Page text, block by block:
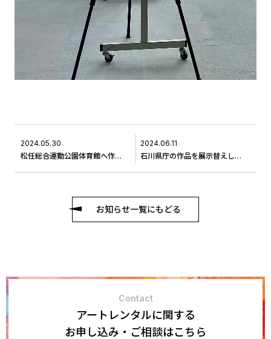
2024.05.30
松任総合運動公園体育館へ作品の交換に伺いました ＃3
2024.06.11
石川県庁の作品を展示替えしました
お知らせ一覧にもどる
Contact
アートレンタルに関する
お申し込み・ご相談はこちら